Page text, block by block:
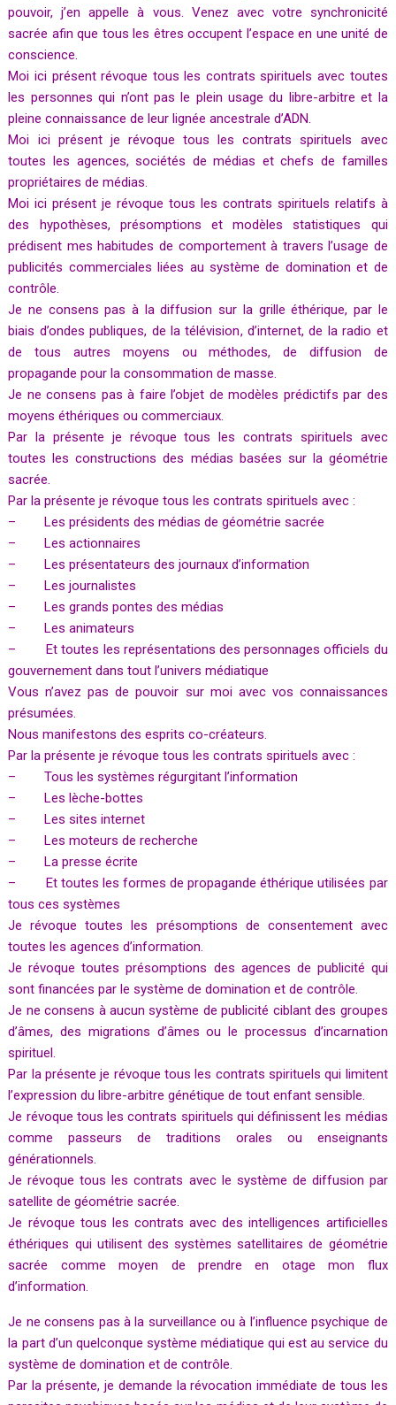
pouvoir, j’en appelle à vous. Venez avec votre synchronicité
sacrée afin que tous les êtres occupent l’espace en une unité de
conscience.
Moi ici présent révoque tous les contrats spirituels avec toutes
les personnes qui n’ont pas le plein usage du libre-arbitre et la
pleine connaissance de leur lignée ancestrale d’ADN.
Moi ici présent je révoque tous les contrats spirituels avec
toutes les agences, sociétés de médias et chefs de familles
propriétaires de médias.
Moi ici présent je révoque tous les contrats spirituels relatifs à
des hypothèses, présomptions et modèles statistiques qui
prédisent mes habitudes de comportement à travers l’usage de
publicités commerciales liées au système de domination et de
contrôle.
Je ne consens pas à la diffusion sur la grille éthérique, par le
biais d’ondes publiques, de la télévision, d’internet, de la radio et
de tous autres moyens ou méthodes, de diffusion de
propagande pour la consommation de masse.
Je ne consens pas à faire l’objet de modèles prédictifs par des
moyens éthériques ou commerciaux.
Par la présente je révoque tous les contrats spirituels avec
toutes les constructions des médias basées sur la géométrie
sacrée.
Par la présente je révoque tous les contrats spirituels avec :
– Les présidents des médias de géométrie sacrée
– Les actionnaires
– Les présentateurs des journaux d’information
– Les journalistes
– Les grands pontes des médias
– Les animateurs
–Et toutes les représentations des personnages officiels du
gouvernement dans tout l’univers médiatique
Vous n’avez pas de pouvoir sur moi avec vos connaissances
présumées.
Nous manifestons des esprits co-créateurs.
Par la présente je révoque tous les contrats spirituels avec :
– Tous les systèmes régurgitant l’information
– Les lèche-bottes
– Les sites internet
– Les moteurs de recherche
– La presse écrite
– Et toutes les formes de propagande éthérique utilisées par
tous ces systèmes
Je révoque toutes les présomptions de consentement avec
toutes les agences d’information.
Je révoque toutes présomptions des agences de publicité qui
sont financées par le système de domination et de contrôle.
Je ne consens à aucun système de publicité ciblant des groupes
d’âmes, des migrations d’âmes ou le processus d’incarnation
spirituel.
Par la présente je révoque tous les contrats spirituels qui limitent
l’expression du libre-arbitre génétique de tout enfant sensible.
Je révoque tous les contrats spirituels qui définissent les médias
comme passeurs de traditions orales ou enseignants
générationnels.
Je révoque tous les contrats avec le système de diffusion par
satellite de géométrie sacrée.
Je révoque tous les contrats avec des intelligences artificielles
éthériques qui utilisent des systèmes satellitaires de géométrie
sacrée comme moyen de prendre en otage mon flux
d’information.
Je ne consens pas à la surveillance ou à l’influence psychique de
la part d’un quelconque système médiatique qui est au service du
système de domination et de contrôle.
Par la présente, je demande la révocation immédiate de tous les